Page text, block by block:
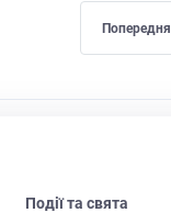
Попередня
Події та свята